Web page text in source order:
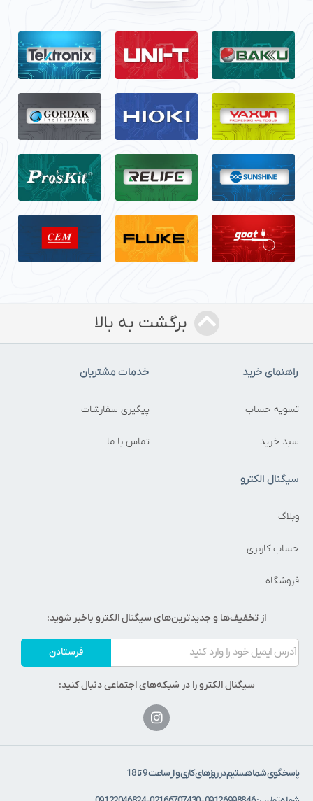
برگشت به بالا
راهنمای خرید
تسویه حساب
سبد خرید
خدمات مشتریان
پیگیری سفارشات
تماس با ما
سیگنال الکترو
وبلاگ
حساب کاربری
فروشگاه
از تخفیف‌ها و جدیدترین‌های سیگنال الکترو باخبر شوید:
فرستادن
سیگنال الکترو را در شبکه‌های اجتماعی دنبال کنید:
پاسخگوی شما هستیم در روزهای کاری و از ساعت 9 تا 18